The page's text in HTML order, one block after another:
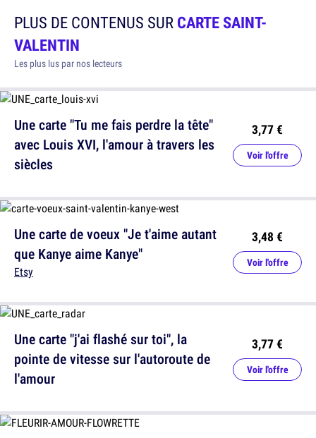
PLUS DE CONTENUS SURCARTE SAINT-
VALENTIN
Les plus lus par nos lecteurs
Une carte "Tu me fais perdre la tête"
avec Louis XVI, l'amour à travers les
siècles
3,77 €
Voir l'offre
Une carte "j'ai flashé sur toi", la
pointe de vitesse sur l'autoroute de
l'amour
3,77 €
Voir l'offre
Une carte de voeux "Je t'aime autant
que Kanye aime Kanye"
Etsy
3,48 €
Voir l'offre